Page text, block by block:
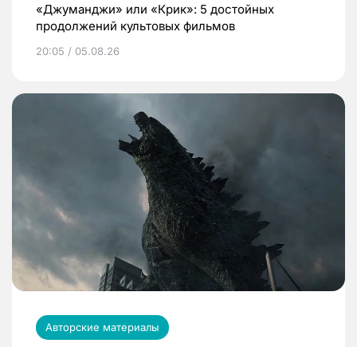
«Джуманджи» или «Крик»: 5 достойных
продолжений культовых фильмов
20:05 / 05.08.26
Авторские материалы